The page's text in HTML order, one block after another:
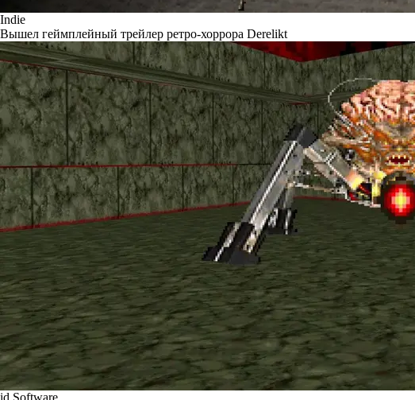
Indie
Вышел геймплейный трейлер ретро-хоррора Derelikt
id Software